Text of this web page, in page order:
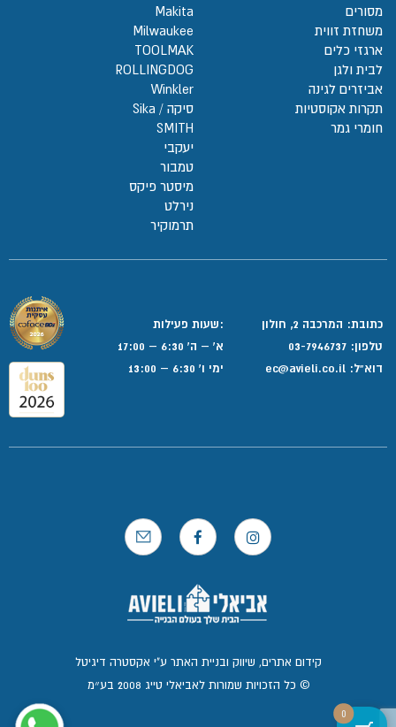
מסורים
משחזת זווית
ארגזי כלים
לבית ולגן
אביזרים לגינה
תקרות אקוסטיות
חומרי גמר
Makita
Milwaukee
TOOLMAK
ROLLINGDOG
Winkler
סיקה / Sika
SMITH
יעקבי
טמבור
מיסטר פיקס
נירלט
תרמוקיר
כתובת: המרכבה 2, חולון
טלפון: 03-7946737
דוא”ל:
:שעות פעילות
א' – ה' 6:30 – 17:00
ימי ו' 6:30 – 13:00
© כל הזכויות שמורות לאביאלי טייג 2008 בע״מ
קידום אתרים, שיווק ובניית האתר ע"י אקסטרה דיגיטל
0